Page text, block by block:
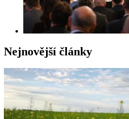
Nejnovější články